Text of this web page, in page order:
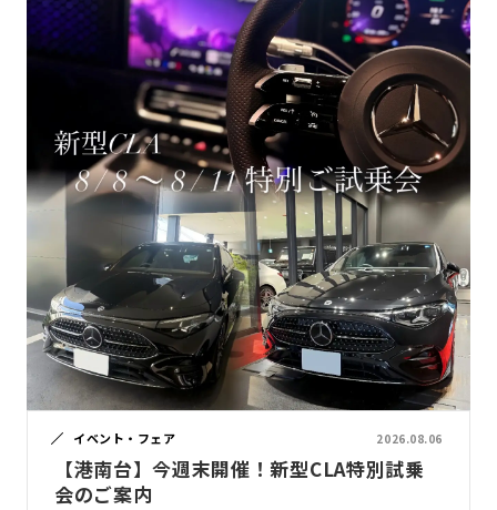
イベント・フェア 2026.08.06
【港南台】今週末開催！新型CLA特別試乗
会のご案内